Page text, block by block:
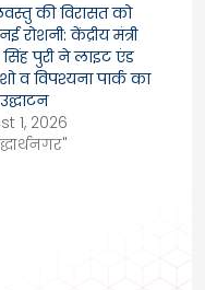
की विरासत को
रोशनी: केंद्रीय मंत्री
सिंह पुरी ने लाइट एंड
व विपश्यना पार्क का
1, 2026